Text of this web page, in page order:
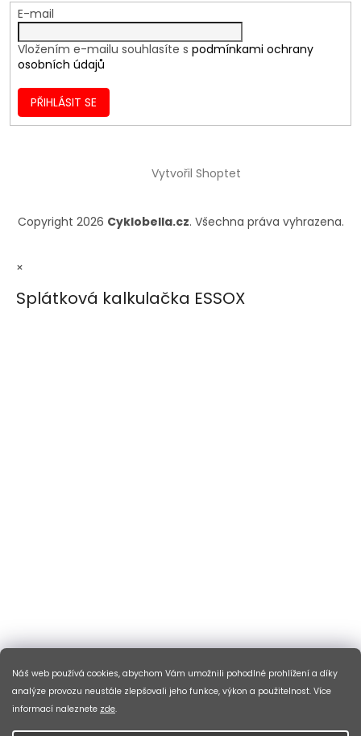
Náš web používá cookies, abychom Vám umožnili pohodlné prohlížení a díky
analýze provozu neustále zlepšovali jeho funkce, výkon a použitelnost. Více
informací naleznete zde.
E-mail
Vložením e-mailu souhlasíte s podmínkami ochrany
osobních údajů
PŘIHLÁSIT SE
Vytvořil Shoptet
Copyright 2026 Cyklobella.cz. Všechna práva vyhrazena.
×
Splátková kalkulačka ESSOX